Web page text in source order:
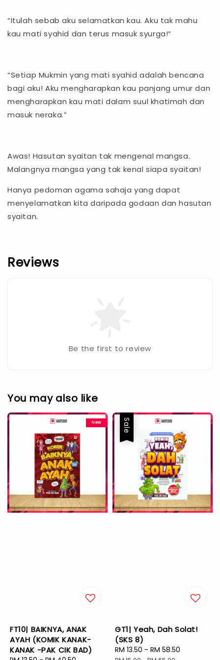
“Itulah sebab aku selamatkan kau. Aku tak mahu
kau mati syahid dan terus masuk syurga!”
“Setiap Mukmin yang mati syahid adalah bencana
bagi aku! Aku mengharapkan kau panjang umur dan
mengharapkan kau mati dalam suul khatimah dan
masuk neraka.”
Awas! Hasutan syaitan tak mengenal mangsa.
Malangnya mangsa yang tak kenal siapa syaitan!
Hanya pedoman agama sahaja yang dapat
menyelamatkan kita daripada godaan dan hasutan
syaitan.
Reviews
Be the first to review
You may also like
New
FT10| BAIKNYA, ANAK
AYAH (KOMIK KANAK-
KANAK -PAK CIK BAD)
Sale
GT1| Yeah, Dah Solat!
(SKS 8)
Sale
RM 13.50 - RM 58.50